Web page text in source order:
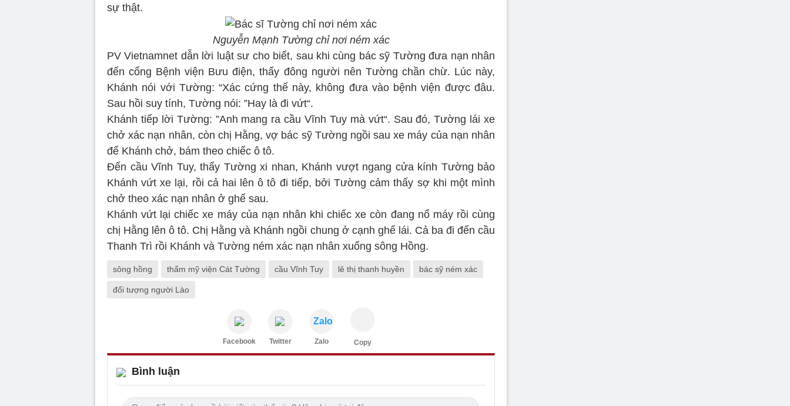
sự thật.
Nguyễn Mạnh Tường chỉ nơi ném xác
PV Vietnamnet dẫn lời luật sư cho biết, sau khi cùng bác sỹ Tường đưa nạn nhân
đến cổng Bệnh viện Bưu điện, thấy đông người nên Tường chần chừ. Lúc này,
Khánh nói với Tường: “Xác cứng thế này, không đưa vào bệnh viện được đâu.
Sau hồi suy tính, Tường nói: ”Hay là đi vứt“.
Khánh tiếp lời Tường: ”Anh mang ra cầu Vĩnh Tuy mà vứt“. Sau đó, Tường lái xe
chở xác nạn nhân, còn chị Hằng, vợ bác sỹ Tường ngồi sau xe máy của nạn nhân
để Khánh chở, bám theo chiếc ô tô.
Đến cầu Vĩnh Tuy, thấy Tường xi nhan, Khánh vượt ngang cửa kính Tường bảo
Khánh vứt xe lại, rồi cả hai lên ô tô đi tiếp, bởi Tường cảm thấy sợ khi một mình
chở theo xác nạn nhân ở ghế sau.
Khánh vứt lại chiếc xe máy của nạn nhân khi chiếc xe còn đang nổ máy rồi cùng
chị Hằng lên ô tô. Chị Hằng và Khánh ngồi chung ở cạnh ghế lái. Cả ba đi đến cầu
Thanh Trì rồi Khánh và Tường ném xác nạn nhân xuống sông Hồng.
sông hồng thẩm mỹ viện Cát Tường cầu Vĩnh Tuy lê thị thanh huyền bác sỹ ném xác
đối tượng người Lào
Facebook Twitter
Zalo
Zalo Copy
Bình luận